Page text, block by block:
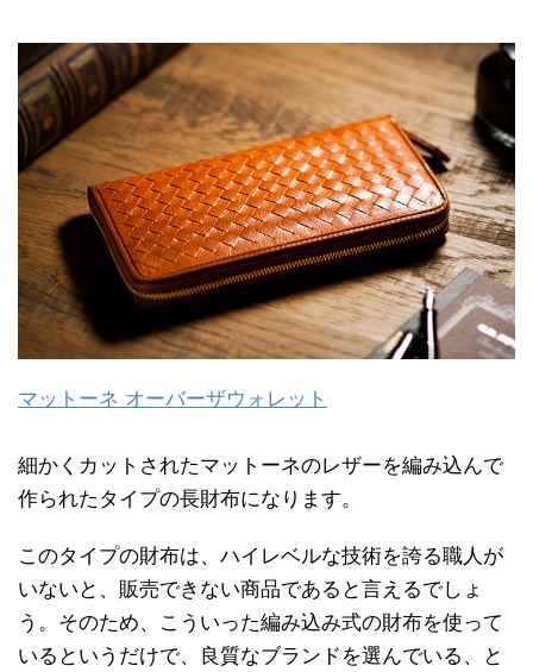
マットーネ オーバーザウォレット
細かくカットされたマットーネのレザーを編み込んで
作られたタイプの長財布になります。
このタイプの財布は、ハイレベルな技術を誇る職人が
いないと、販売できない商品であると言えるでしょ
う。そのため、こういった編み込み式の財布を使って
いるというだけで、良質なブランドを選んでいる、と